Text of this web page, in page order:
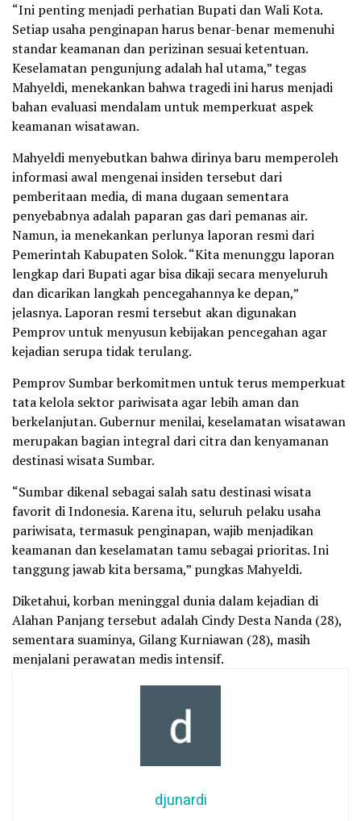
“Ini penting menjadi perhatian Bupati dan Wali Kota.
Setiap usaha penginapan harus benar-benar memenuhi
standar keamanan dan perizinan sesuai ketentuan.
Keselamatan pengunjung adalah hal utama,” tegas
Mahyeldi, menekankan bahwa tragedi ini harus menjadi
bahan evaluasi mendalam untuk memperkuat aspek
keamanan wisatawan.
Mahyeldi menyebutkan bahwa dirinya baru memperoleh
informasi awal mengenai insiden tersebut dari
pemberitaan media, di mana dugaan sementara
penyebabnya adalah paparan gas dari pemanas air.
Namun, ia menekankan perlunya laporan resmi dari
Pemerintah Kabupaten Solok. “Kita menunggu laporan
lengkap dari Bupati agar bisa dikaji secara menyeluruh
dan dicarikan langkah pencegahannya ke depan,”
jelasnya. Laporan resmi tersebut akan digunakan
Pemprov untuk menyusun kebijakan pencegahan agar
kejadian serupa tidak terulang.
Pemprov Sumbar berkomitmen untuk terus memperkuat
tata kelola sektor pariwisata agar lebih aman dan
berkelanjutan. Gubernur menilai, keselamatan wisatawan
merupakan bagian integral dari citra dan kenyamanan
destinasi wisata Sumbar.
“Sumbar dikenal sebagai salah satu destinasi wisata
favorit di Indonesia. Karena itu, seluruh pelaku usaha
pariwisata, termasuk penginapan, wajib menjadikan
keamanan dan keselamatan tamu sebagai prioritas. Ini
tanggung jawab kita bersama,” pungkas Mahyeldi.
Diketahui, korban meninggal dunia dalam kejadian di
Alahan Panjang tersebut adalah Cindy Desta Nanda (28),
sementara suaminya, Gilang Kurniawan (28), masih
menjalani perawatan medis intensif.
djunardi